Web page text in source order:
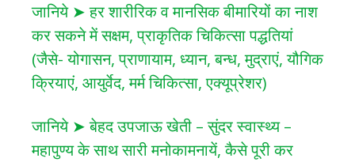
जानिये ➤ हर शारीरिक व मानसिक बीमारियों का नाश
कर सकने में सक्षम, प्राकृतिक चिकित्सा पद्धतियां
(जैसे- योगासन, प्राणायाम, ध्यान, बन्ध, मुद्राएं, यौगिक
क्रियाएं, आयुर्वेद, मर्म चिकित्सा, एक्यूप्रेशर)
जानिये ➤ बेहद उपजाऊ खेती – सुंदर स्वास्थ्य –
महापुण्य के साथ सारी मनोकामनायें, कैसे पूरी कर